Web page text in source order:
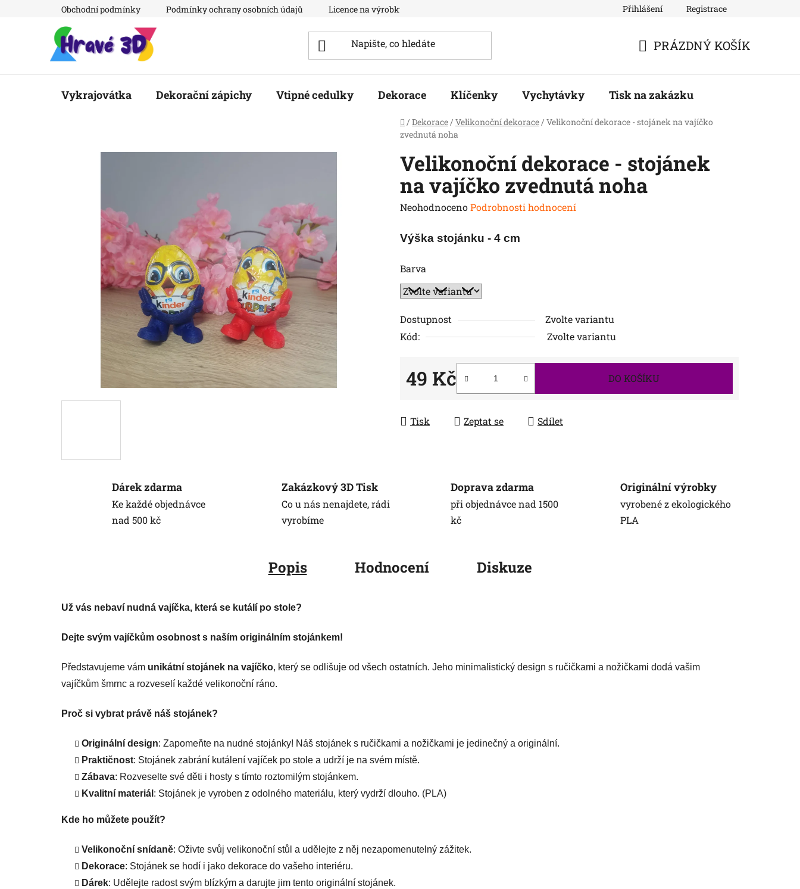
Obchodní podmínky Podmínky ochrany osobních údajů Licence na výrobky Přihlášení Registrace
KOŠÍK
PRÁZDNÝ KOŠÍK
Vykrajovátka Dekorační zápichy Vtipné cedulky Dekorace Klíčenky Vychytávky Tisk na zakázku
Domů
/ Dekorace / Velikonoční dekorace / Velikonoční dekorace - stojánek na vajíčko
zvednutá noha
Velikonoční dekorace - stojánek
na vajíčko zvednutá noha
Průměrné
produktu
0,0
z
5
hvězdiček.
NeohodnocenoPodrobnosti hodnocení
Výška stojánku - 4 cm
Barva
Dostupnost
Zvolte variantu
Kód:
Zvolte variantu
49 Kč
Měrná cena:
DO KOŠÍKU
Tisk Zeptat se Sdílet
Dárek zdarma
Ke každé objednávce
nad 500 kč
Zakázkový 3D Tisk
Co u nás nenajdete, rádi
vyrobíme
Doprava zdarma
při objednávce nad 1500
kč
Originální výrobky
vyrobené z ekologického
PLA
Popis Hodnocení Diskuze
Už vás nebaví nudná vajíčka, která se kutálí po stole?
Dejte svým vajíčkům osobnost s naším originálním stojánkem!
Představujeme vám unikátní stojánek na vajíčko, který se odlišuje od všech ostatních. Jeho minimalistický design s ručičkami a nožičkami dodá vašim
vajíčkům šmrnc a rozveselí každé velikonoční ráno.
Proč si vybrat právě náš stojánek?
Originální design: Zapomeňte na nudné stojánky! Náš stojánek s ručičkami a nožičkami je jedinečný a originální.
Praktičnost: Stojánek zabrání kutálení vajíček po stole a udrží je na svém místě.
Zábava: Rozveselte své děti i hosty s tímto roztomilým stojánkem.
Kvalitní materiál : Stojánek je vyroben z odolného materiálu, který vydrží dlouho. (PLA)
Kde ho můžete použít?
Velikonoční snídaně: Oživte svůj velikonoční stůl a udělejte z něj nezapomenutelný zážitek.
Dekorace: Stojánek se hodí i jako dekorace do vašeho interiéru.
Dárek: Udělejte radost svým blízkým a darujte jim tento originální stojánek.